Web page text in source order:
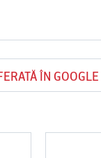
ÎN GOOGLE
Arad
0
Vs
0